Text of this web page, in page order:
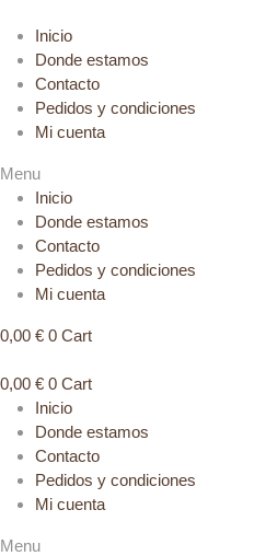
Inicio
Donde estamos
Contacto
Pedidos y condiciones
Mi cuenta
Menu
Inicio
Donde estamos
Contacto
Pedidos y condiciones
Mi cuenta
0,00 € 0 Cart
0,00 € 0 Cart
Inicio
Donde estamos
Contacto
Pedidos y condiciones
Mi cuenta
Menu